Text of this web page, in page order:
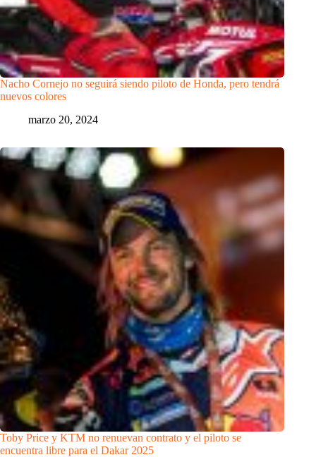
Nacho Cornejo no seguirá siendo piloto de Honda, pero tendrá
nuevos colores
marzo 20, 2024
Toby Price y KTM no renuevan contrato y el piloto se
encuentra libre para el Dakar 2025